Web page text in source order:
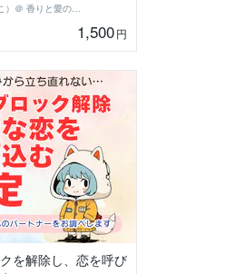
虹心（にこ）＠ 香りと愛の導き鑑定師
1,500円
を解除し、恋を呼び